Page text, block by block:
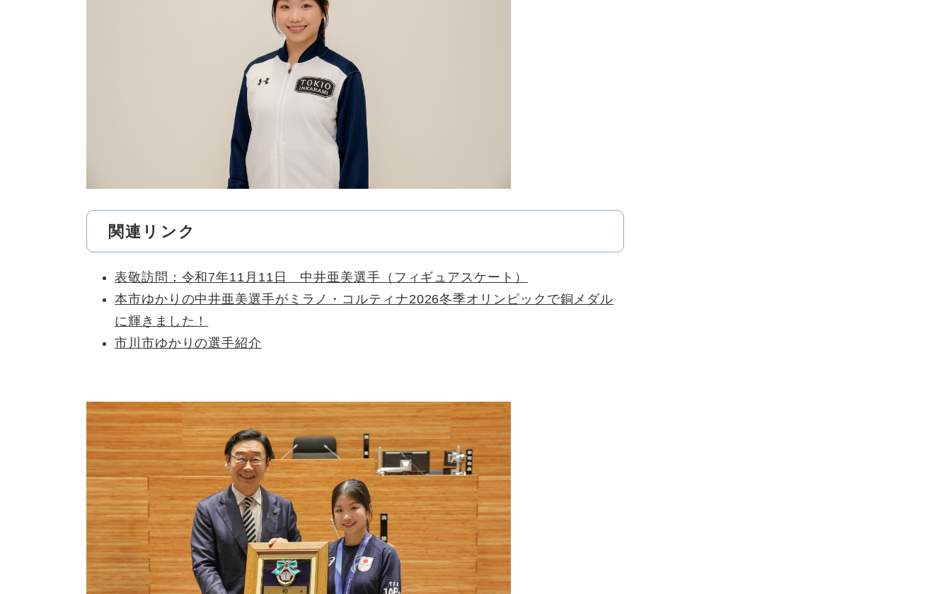
関連リンク
表敬訪問： 令和7年11月11日 中井亜美選手（フィギュアスケート）
本市ゆかりの中井亜美選手がミラノ・コルティナ2026冬季オリンピックで銅メダル
に輝きました！
市川市ゆかりの選手紹介